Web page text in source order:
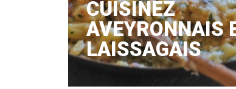
CUISINEZ
AVEYRONNAIS
LAISSAGAIS